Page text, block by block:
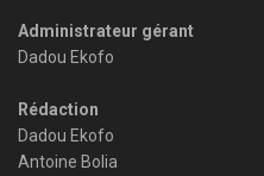
Administrateur gérant
Dadou Ekofo
Rédaction
Dadou Ekofo
Antoine Bolia